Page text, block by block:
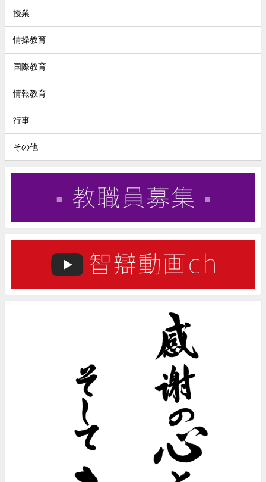
授業
情操教育
国際教育
情報教育
行事
その他